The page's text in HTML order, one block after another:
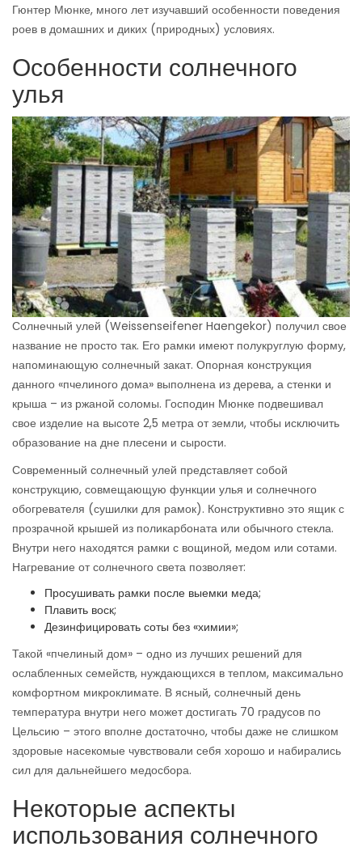
Гюнтер Мюнке, много лет изучавший особенности поведения
роев в домашних и диких (природных) условиях.
Особенности солнечного
улья
Солнечный улей (Weissenseifener Haengekor) получил свое
название не просто так. Его рамки имеют полукруглую форму,
напоминающую солнечный закат. Опорная конструкция
данного «пчелиного дома» выполнена из дерева, а стенки и
крыша – из ржаной соломы. Господин Мюнке подвешивал
свое изделие на высоте 2,5 метра от земли, чтобы исключить
образование на дне плесени и сырости.
Современный солнечный улей представляет собой
конструкцию, совмещающую функции улья и солнечного
обогревателя (сушилки для рамок). Конструктивно это ящик с
прозрачной крышей из поликарбоната или обычного стекла.
Внутри него находятся рамки с вощиной, медом или сотами.
Нагревание от солнечного света позволяет:
Просушивать рамки после выемки меда;
Плавить воск;
Дезинфицировать соты без «химии»;
Такой «пчелиный дом» – одно из лучших решений для
ослабленных семейств, нуждающихся в теплом, максимально
комфортном микроклимате. В ясный, солнечный день
температура внутри него может достигать 70 градусов по
Цельсию – этого вполне достаточно, чтобы даже не слишком
здоровые насекомые чувствовали себя хорошо и набирались
сил для дальнейшего медосбора.
Некоторые аспекты
использования солнечного